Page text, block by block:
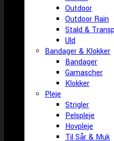
Outdoor
Outdoor Rain
Stald &
Uld
Bandager & Klokker
Bandager
Gamascher
Klokker
Pleje
Strigler
Pelspleje
Hovpleje
Til Sår & Muk